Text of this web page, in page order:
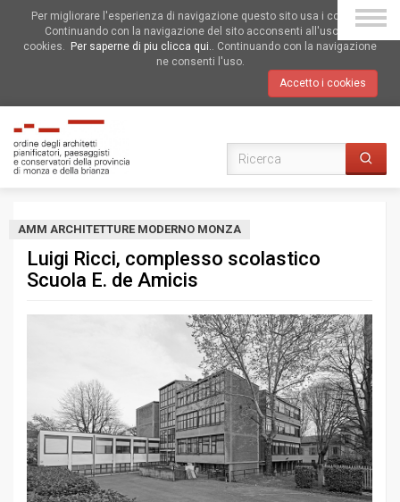
Per migliorare l'esperienza di navigazione questo sito usa i cookies.
Continuando con la navigazione del sito acconsenti all'uso dei
cookies.
Per saperne di piu clicca qui.. Continuando con la navigazione
ne consenti l'uso.
Accetto i cookies
AMM ARCHITETTURE MODERNO MONZA
Luigi Ricci, complesso scolastico
Scuola E. de Amicis